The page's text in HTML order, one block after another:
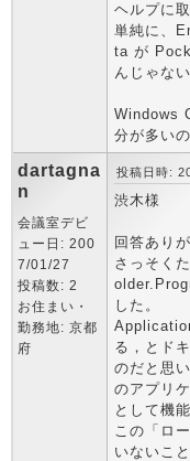
ヘルプに
単純に、
ta が
んじゃな
Windows
分が多い
dartagna
n
会議室デビ
ュー日: 200
7/01/27
投稿数: 2
お住まい・
勤務地: 京都
府
投稿日時:
渋木様
回答あり
さっそく
した。
る，とド
のだと思
のアプリ
として機
この「ロ
いないこ